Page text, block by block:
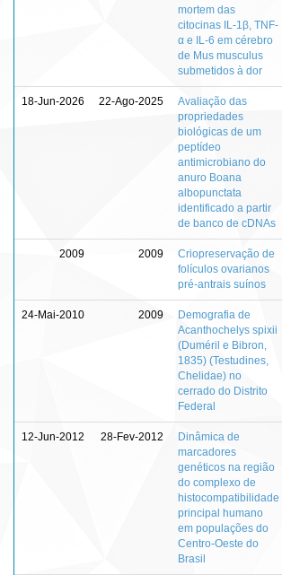
mortem das
citocinas IL-1β, TNF-
α e IL-6 em cérebro
de Mus musculus
submetidos à dor
18-Jun-2026 22-Ago-2025
Avaliação das
propriedades
biológicas de um
peptídeo
antimicrobiano do
anuro Boana
albopunctata
identificado a partir
de banco de cDNAs
2009 2009
Criopreservação de
folículos ovarianos
pré-antrais suínos
24-Mai-2010 2009
Demografia de
Acanthochelys spixii
(Duméril e Bibron,
1835) (Testudines,
Chelidae) no
cerrado do Distrito
Federal
12-Jun-2012 28-Fev-2012
Dinâmica de
marcadores
genéticos na região
do complexo de
histocompatibilidade
principal humano
em populações do
Centro-Oeste do
Brasil